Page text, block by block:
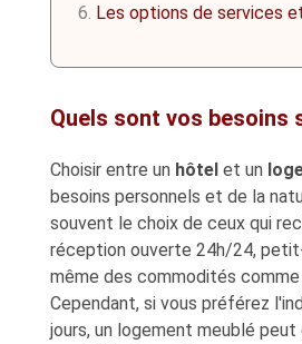
Les options de services
Quels sont vos besoins
Choisir entre un hôtel et un
besoins personnels et de la
souvent le choix de ceux qui
réception ouverte 24h/24,
même des commodités
Cependant, si vous préférez
jours, un logement meublé